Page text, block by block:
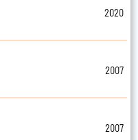
2020
2007
2007